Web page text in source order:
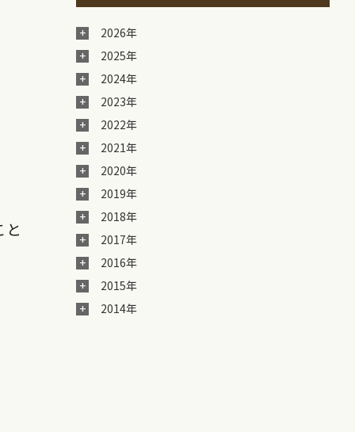
と
2026年
2025年
2024年
2023年
2022年
2021年
2020年
2019年
2018年
2017年
2016年
2015年
2014年